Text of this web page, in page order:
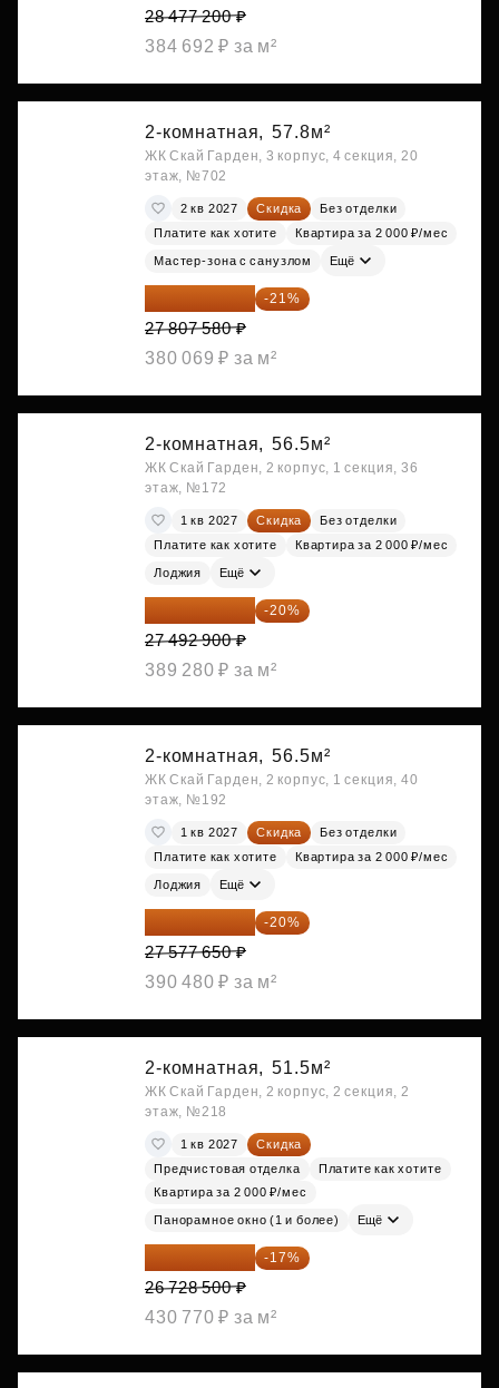
28 477 200 ₽
384 692 ₽ за м²
2-комнатная, 57.8м²
ЖК Скай Гарден, 3 корпус, 4 секция, 20
этаж, №702
2 кв 2027 Скидка
Без отделки
Платите как хотите
Квартира за 2 000 ₽/мес
Мастер-зона с санузлом Ещё
21 967 988 ₽ -21%
27 807 580 ₽
380 069 ₽ за м²
2-комнатная, 56.5м²
ЖК Скай Гарден, 2 корпус, 1 секция, 36
этаж, №172
1 кв 2027 Скидка
Без отделки
Платите как хотите
Квартира за 2 000 ₽/мес
Лоджия Ещё
21 994 320 ₽ -20%
27 492 900 ₽
389 280 ₽ за м²
2-комнатная, 56.5м²
ЖК Скай Гарден, 2 корпус, 1 секция, 40
этаж, №192
1 кв 2027 Скидка
Без отделки
Платите как хотите
Квартира за 2 000 ₽/мес
Лоджия Ещё
22 062 120 ₽ -20%
27 577 650 ₽
390 480 ₽ за м²
2-комнатная, 51.5м²
ЖК Скай Гарден, 2 корпус, 2 секция, 2
этаж, №218
1 кв 2027
Скидка
Предчистовая отделка
Платите как хотите
Квартира за 2 000 ₽/мес
Панорамное окно (1 и более) Ещё
22 184 655 ₽ -17%
26 728 500 ₽
430 770 ₽ за м²